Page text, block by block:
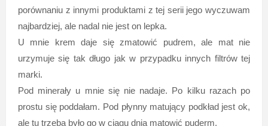
porównaniu z innymi produktami z tej serii jego wyczuwam
najbardziej, ale nadal nie jest on lepka.
U mnie krem daje się zmatowić pudrem, ale mat nie
urzymuje się tak długo jak w przypadku innych filtrów tej
marki.
Pod minerały u mnie się nie nadaje. Po kilku razach po
prostu się poddałam. Pod płynny matujący podkład jest ok,
ale tu trzeba było go w ciągu dnia matowić puderm.